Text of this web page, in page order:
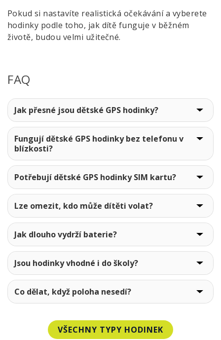
Pokud si nastavíte realistická očekávání a vyberete
hodinky podle toho, jak dítě funguje v běžném
životě, budou velmi užitečné.
FAQ
Jak přesné jsou dětské GPS hodinky?
Fungují dětské GPS hodinky bez telefonu v
blízkosti?
Potřebují dětské GPS hodinky SIM kartu?
Lze omezit, kdo může dítěti volat?
Jak dlouho vydrží baterie?
Jsou hodinky vhodné i do školy?
Co dělat, když poloha nesedí?
VŠECHNY TYPY HODINEK